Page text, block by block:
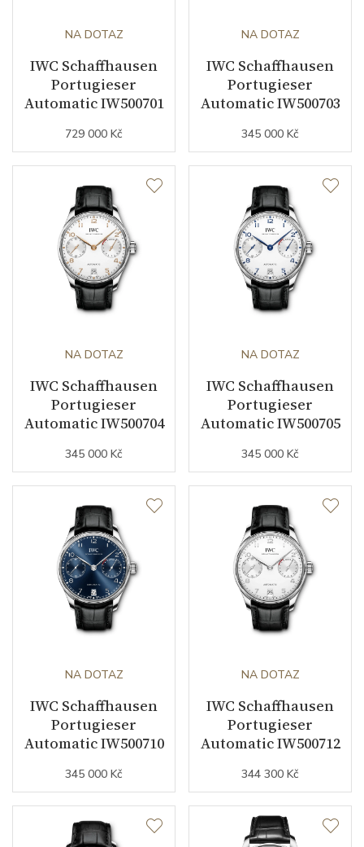
NA DOTAZ
IWC Schaffhausen
Portugieser
Automatic IW500701
729 000 Kč
NA DOTAZ
IWC Schaffhausen
Portugieser
Automatic IW500703
345 000 Kč
NA DOTAZ
IWC Schaffhausen
Portugieser
Automatic IW500704
345 000 Kč
NA DOTAZ
IWC Schaffhausen
Portugieser
Automatic IW500705
345 000 Kč
NA DOTAZ
IWC Schaffhausen
Portugieser
Automatic IW500710
345 000 Kč
NA DOTAZ
IWC Schaffhausen
Portugieser
Automatic IW500712
344 300 Kč